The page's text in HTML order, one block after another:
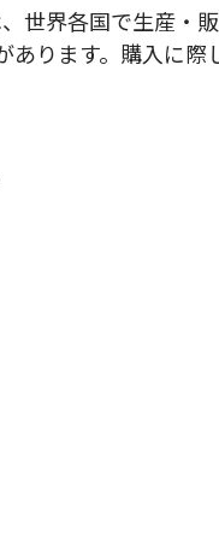
世界各国で生産・
ります。購入に際